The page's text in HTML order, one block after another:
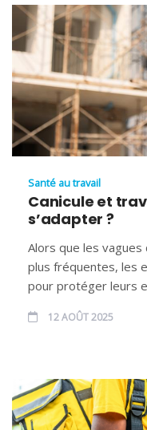
Santé au travail
Canicule et
s’adapter ?
Alors que les vagues
plus fréquentes, les
pour protéger leurs
12 AOÛT 2025